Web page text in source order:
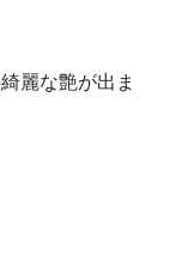
麗な艶が出ま